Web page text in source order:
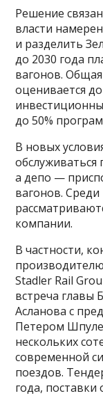
Решение
власти
и разделить
до 2030 года
вагонов.
оценивается
до 50%
В новых
а депо —
вагонов.
компании.
В частности,
Stadler Rail
встреча главы
Асланова с
Петером
нескольких
современной
поездов.
года, поставки